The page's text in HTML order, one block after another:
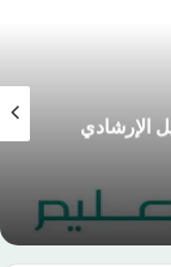
الإرشادي